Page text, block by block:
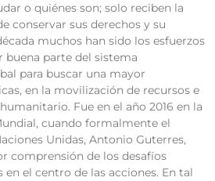
o quiénes son; solo reciben la
conservar sus derechos y su
muchos han sido los esfuerzos
parte del sistema
para buscar una mayor
en la movilización de recursos e
Fue en el año 2016 en la
cuando formalmente el
Unidas, Antonio Guterres,
comprensión de los desafíos
en el centro de las acciones. En tal